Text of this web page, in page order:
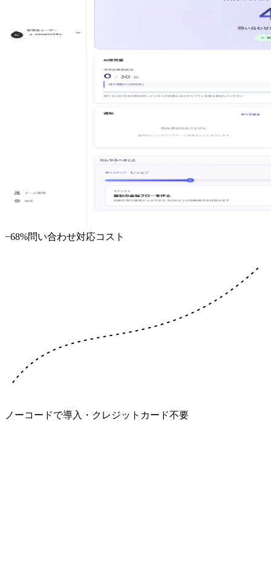
−68%問い合わせ対応コスト
ノーコードで導入・クレジットカード不要